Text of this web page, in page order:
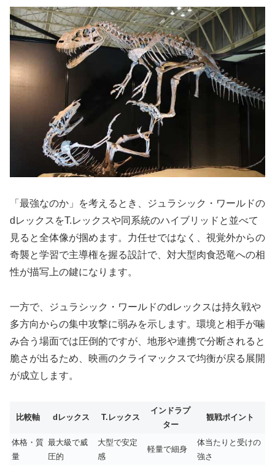
「最強なのか」を考えるとき、ジュラシック・ワールドの
dレックスをT.レックスや同系統のハイブリッドと並べて
見ると全体像が掴めます。力任せではなく、視覚外からの
奇襲と学習で主導権を握る設計で、対大型肉食恐竜への相
性が描写上の鍵になります。
一方で、ジュラシック・ワールドのdレックスは持久戦や
多方向からの集中攻撃に弱みを示します。環境と相手が噛
み合う場面では圧倒的ですが、地形や連携で分断されると
脆さが出るため、映画のクライマックスで均衡が戻る展開
が成立します。
比較軸 dレックス T.レックス
インドラプ
ター
観戦ポイント
体格・質
量
最大級で威
圧的
大型で安定
感
軽量で細身
体当たりと受けの
強さ